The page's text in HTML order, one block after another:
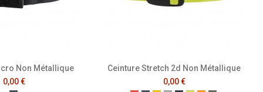
Non Métallique
0,00 €
Ceinture Stretch 2d Non Métallique
0,00 €